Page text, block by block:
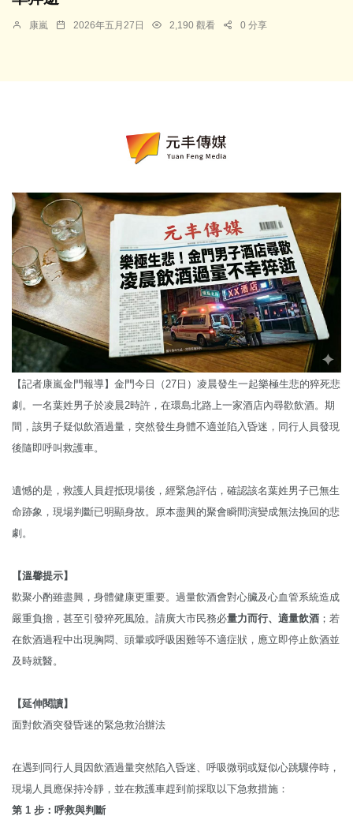
康嵐 2026年五月27日 2,190 觀看 0 分享
【記者康嵐金門報導】金門今日（27日）凌晨發生一起樂極生悲的猝死悲
劇。一名葉姓男子於凌晨2時許，在環島北路上一家酒店內尋歡飲酒。期
間，該男子疑似飲酒過量，突然發生身體不適並陷入昏迷，同行人員發現
後隨即呼叫救護車。
遺憾的是，救護人員趕抵現場後，經緊急評估，確認該名葉姓男子已無生
命跡象，現場判斷已明顯身故。原本盡興的聚會瞬間演變成無法挽回的悲
劇。
【溫馨提示】
歡聚小酌雖盡興，身體健康更重要。過量飲酒會對心臟及心血管系統造成
嚴重負擔，甚至引發猝死風險。請廣大市民務必量力而行、適量飲酒 ；若
在飲酒過程中出現胸悶、頭暈或呼吸困難等不適症狀，應立即停止飲酒並
及時就醫。
【延伸閱讀】
面對飲酒突發昏迷的緊急救治辦法
在遇到同行人員因飲酒過量突然陷入昏迷、呼吸微弱或疑似心跳驟停時，
現場人員應保持冷靜，並在救護車趕到前採取以下急救措施：
第 1 步：呼救與判斷